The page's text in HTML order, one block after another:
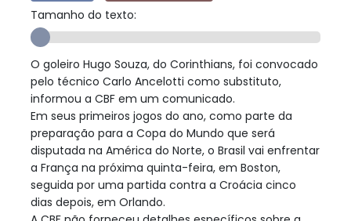
Tamanho do texto:
O goleiro Hugo Souza, do Corinthians, foi convocado
pelo técnico Carlo Ancelotti como substituto,
informou a CBF em um comunicado.
Em seus primeiros jogos do ano, como parte da
preparação para a Copa do Mundo que será
disputada na América do Norte, o Brasil vai enfrentar
a França na próxima quinta-feira, em Boston,
seguida por uma partida contra a Croácia cinco
dias depois, em Orlando.